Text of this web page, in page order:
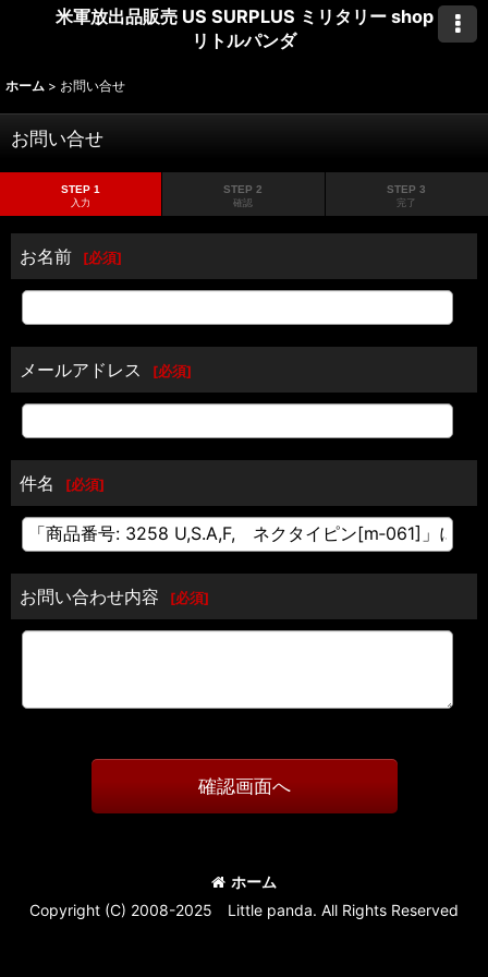
米軍放出品販売 US SURPLUS ミリタリー shop
リトルパンダ
ホーム > お問い合せ
お問い合せ
STEP 1
入力
STEP 2
確認
STEP 3
完了
お名前 [必須]
メールアドレス [必須]
件名 [必須]
お問い合わせ内容 [必須]
確認画面へ
ホーム
Copyright (C) 2008-2025 Little panda. All Rights Reserved